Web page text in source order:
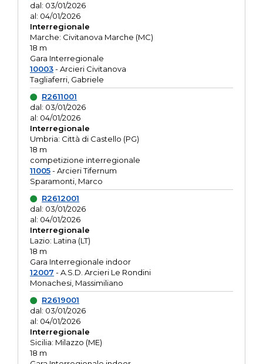
dal: 03/01/2026
al: 04/01/2026
Interregionale
Marche: Civitanova Marche (MC)
18 m
Gara Interregionale
10003- Arcieri Civitanova
Tagliaferri, Gabriele
R2611001
dal: 03/01/2026
al: 04/01/2026
Interregionale
Umbria: Città di Castello (PG)
18 m
competizione interregionale
11005- Arcieri Tifernum
Sparamonti, Marco
R2612001
dal: 03/01/2026
al: 04/01/2026
Interregionale
Lazio: Latina (LT)
18 m
Gara Interregionale indoor
12007 - A.S.D. Arcieri Le Rondini
Monachesi, Massimiliano
R2619001
dal: 03/01/2026
al: 04/01/2026
Interregionale
Sicilia: Milazzo (ME)
18 m